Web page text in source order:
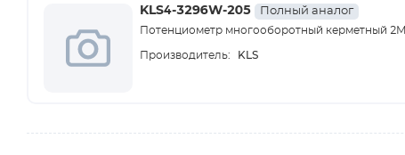
KLS4-3296W-205 Полный аналог
Потенциометр многооборотный керметный
Производитель: KLS